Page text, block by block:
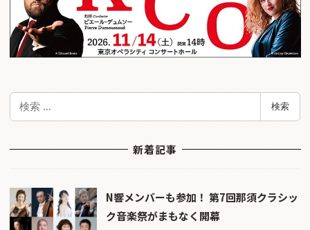
検
検索
新着記事
N響メンバーも参加！ 第7回那須クラシッ
ク音楽祭がまもなく開幕